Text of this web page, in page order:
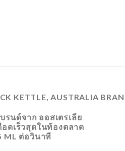
KETTLE, AUSTRALIA
รนด์จาก ออสเตรเลีย
อดเร็วสุดในท้องตลาด
ML ต่อวินาที